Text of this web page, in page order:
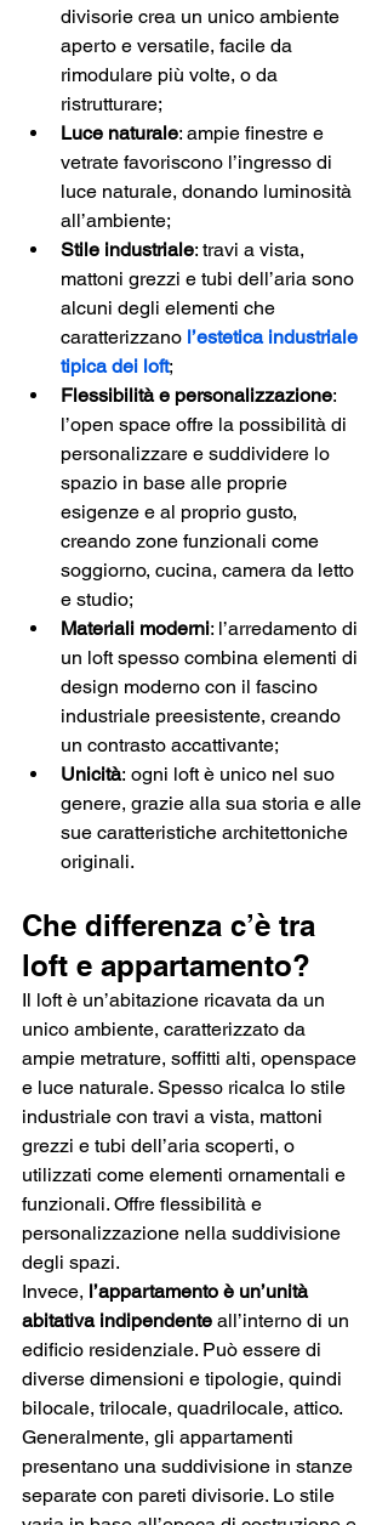
divisorie crea un unico ambiente
aperto e versatile, facile da
rimodulare più volte, o da
ristrutturare;
Luce naturale: ampie finestre e
vetrate favoriscono l’ingresso di
luce naturale, donando luminosità
all’ambiente;
Stile industriale: travi a vista,
mattoni grezzi e tubi dell’aria sono
alcuni degli elementi che
caratterizzano l’estetica industriale
tipica dei loft;
Flessibilità e personalizzazione:
l’open space offre la possibilità di
personalizzare e suddividere lo
spazio in base alle proprie
esigenze e al proprio gusto,
creando zone funzionali come
soggiorno, cucina, camera da letto
e studio;
Materiali moderni: l’arredamento di
un loft spesso combina elementi di
design moderno con il fascino
industriale preesistente, creando
un contrasto accattivante;
Unicità: ogni loft è unico nel suo
genere, grazie alla sua storia e alle
sue caratteristiche architettoniche
originali.
Che differenza c’è tra
loft e appartamento?
Il loft è un’abitazione ricavata da un
unico ambiente, caratterizzato da
ampie metrature, soffitti alti, openspace
e luce naturale. Spesso ricalca lo stile
industriale con travi a vista, mattoni
grezzi e tubi dell’aria scoperti, o
utilizzati come elementi ornamentali e
funzionali. Offre flessibilità e
personalizzazione nella suddivisione
degli spazi.
Invece, l’appartamento è un’unità
abitativa indipendente all’interno di un
edificio residenziale. Può essere di
diverse dimensioni e tipologie, quindi
bilocale, trilocale, quadrilocale, attico.
Generalmente, gli appartamenti
presentano una suddivisione in stanze
separate con pareti divisorie. Lo stile